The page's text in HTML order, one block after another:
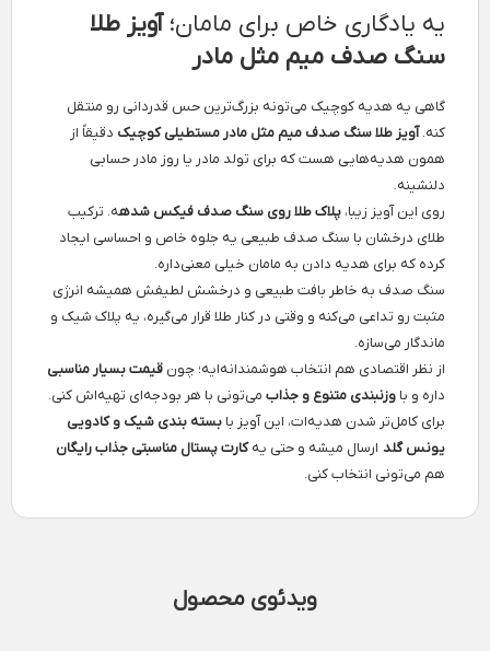
یه یادگاری خاص برای مامان؛آویز طلا
سنگ صدف میم مثل مادر
گاهی یه هدیه کوچیک می‌تونه بزرگ‌ترین حس قدردانی رو منتقل
کنه.آویز طلا سنگ صدف میم مثل مادر مستطیلی کوچیک دقیقاً از
همون هدیه‌هایی هست که برای تولد مادر یا روز مادر حسابی
دلنشینه.
روی این آویز زیبا، پلاک طلا روی سنگ صدف فیکس شدهه. ترکیب
طلای درخشان با سنگ صدف طبیعی یه جلوه خاص و احساسی ایجاد
کرده که برای هدیه دادن به مامان خیلی معنی‌داره.
سنگ صدف به خاطر بافت طبیعی و درخشش لطیفش همیشه انرژی
مثبت رو تداعی می‌کنه و وقتی در کنار طلا قرار می‌گیره، یه پلاک شیک و
ماندگار می‌سازه.
از نظر اقتصادی هم انتخاب هوشمندانه‌ایه؛ چون قیمت بسیار مناسبی
داره و با وزنبندی متنوع و جذاب می‌تونی با هر بودجه‌ای تهیه‌اش کنی.
برای کامل‌تر شدن هدیه‌ات، این آویز با بسته بندی شیک و کادویی
یونس گلد ارسال میشه و حتی یهکارت پستال مناسبتی جذاب رایگان
هم می‌تونی انتخاب کنی.
ویدئوی محصول